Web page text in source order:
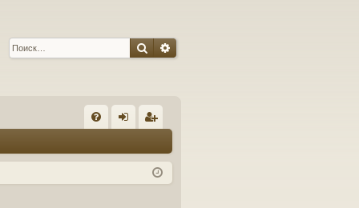
ПоискРасширенный поиск
Q д ис